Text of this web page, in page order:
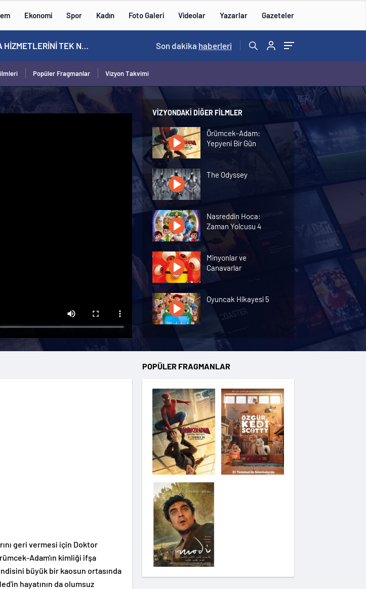
Ekonomi Spor Kadın Foto Galeri Videolar Yazarlar Gazeteler
MERSİN BÜYÜKŞEHİR ANAMUR’A HİZMETLERİNİ TEK NOKTADAN ULAŞTIRIYOR 12:56 /
Son dakika haberleri
Popüler Fragmanlar Vizyon Takvimi
VIZYONDAKI DIĞER FILMLER
Örümcek-Adam:
Yepyeni Bir Gün
The Odyssey
Nasreddin Hoca:
Zaman Yolcusu 4
Minyonlar ve
Canavarlar
Oyuncak Hikayesi 5
Özgür Kedi Scotty
Hannas 3
Saplantı
Modi: Deliliğin
Kanadında Üç Gün
Pinokyo: Kanlı Masal
geri vermesi için Doktor
Adam'ın kimliği ifşa
büyük bir kaosun ortasında
hayatının da olumsuz
POPÜLER FRAGMANLAR